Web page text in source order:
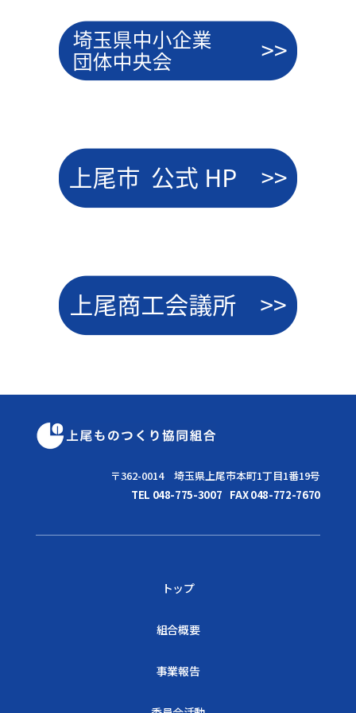
〒362-0014 埼玉県上尾市本町1丁目1番19号
TEL 048-775-3007 FAX 048-772-7670
トップ
組合概要
事業報告